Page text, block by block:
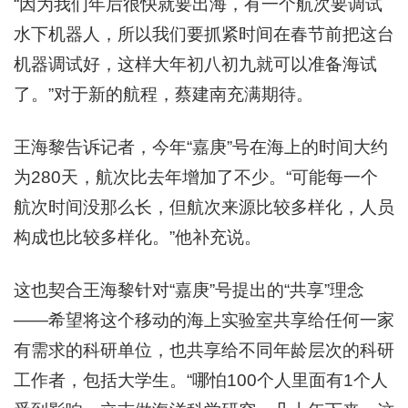
水下机器人，所以我们要抓紧时间在春节前把这台
机器调试好，这样大年初八初九就可以准备海试
了。”对于新的航程，蔡建南充满期待。
王海黎告诉记者，今年“嘉庚”号在海上的时间大约
为280天，航次比去年增加了不少。“可能每一个
航次时间没那么长，但航次来源比较多样化，人员
构成也比较多样化。”他补充说。
这也契合王海黎针对“嘉庚”号提出的“共享”理念
——希望将这个移动的海上实验室共享给任何一家
有需求的科研单位，也共享给不同年龄层次的科研
工作者，包括大学生。“哪怕100个人里面有1个人